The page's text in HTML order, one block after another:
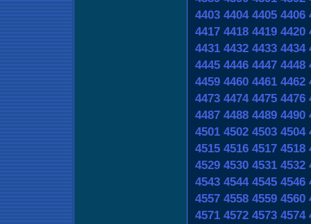
4403 4404 4405 4406
4417 4418 4419 4420
4431 4432 4433 4434
4445 4446 4447 4448
4459 4460 4461 4462
4473 4474 4475 4476
4487 4488 4489 4490
4501 4502 4503 4504
4515 4516 4517 4518
4529 4530 4531 4532
4543 4544 4545 4546
4557 4558 4559 4560
4571 4572 4573 4574